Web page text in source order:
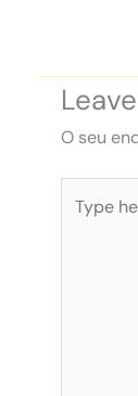
O seu
here..